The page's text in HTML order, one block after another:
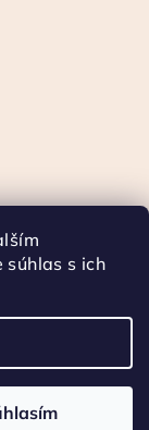
s ich